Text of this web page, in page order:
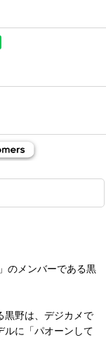
のメンバーである黒
黒野は、デジカメで
ルに「パオーンして